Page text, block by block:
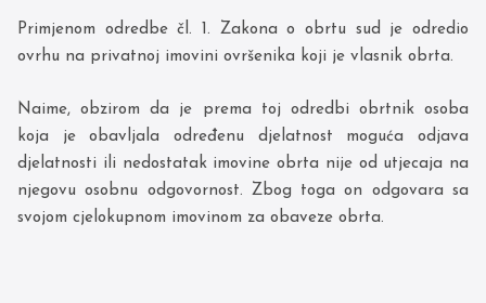
Primjenom odredbe čl. 1. Zakona o obrtu sud je odredio
ovrhu na privatnoj imovini ovršenika koji je vlasnik obrta.
Naime, obzirom da je prema toj odredbi obrtnik osoba
koja je obavljala određenu djelatnost moguća odjava
djelatnosti ili nedostatak imovine obrta nije od utjecaja na
njegovu osobnu odgovornost. Zbog toga on odgovara sa
svojom cjelokupnom imovinom za obaveze obrta.